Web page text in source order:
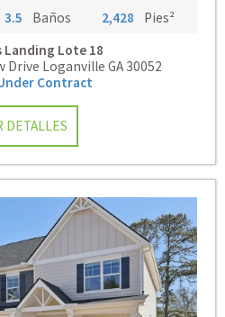
3.5 Baños 2,428
Pies²
Landing Lote 18
Drive Loganville GA 30052
Contract
DETALLES